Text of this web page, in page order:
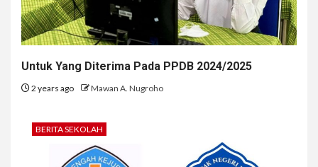
Untuk Yang Diterima Pada PPDB 2024/2025
2 years ago Mawan A. Nugroho
BERITA SEKOLAH